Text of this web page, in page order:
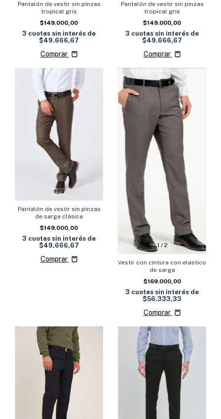
Pantalón de vestir sin pinzas
tropical gris
$149.000,00
3 cuotas sin interés de
$49.666,67
Comprar
Pantalón de vestir sin pinzas
tropical gris
$149.000,00
3 cuotas sin interés de
$49.666,67
Comprar
1/4
Pantalón de vestir sin pinzas
de sarga clásica
$149.000,00
3 cuotas sin interés de
$49.666,67
Comprar
1 / 2
Vestir con cintura con elastico
de sarga
$169.000,00
3 cuotas sin interés de
$56.333,33
Comprar